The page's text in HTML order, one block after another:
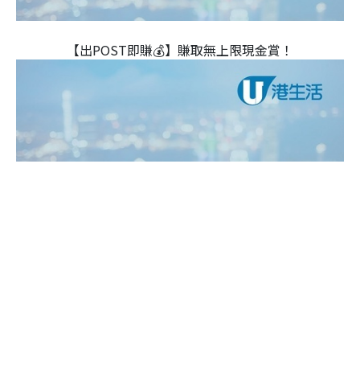
【出POST即賺💰】賺取無上限現金賞！